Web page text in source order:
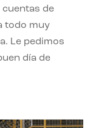
de
todo muy
Le pedimos
día de